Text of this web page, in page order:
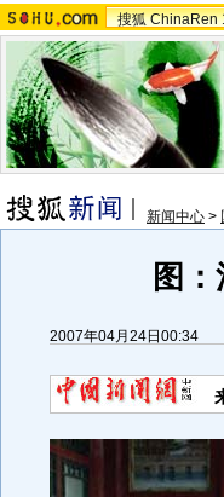
搜狐 ChinaRen
新闻中心 >
图
2007年04月24日00:34